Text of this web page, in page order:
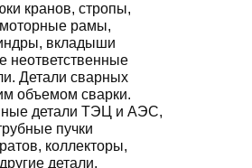
кранов, стропы,
рамы,
вкладыши
неответственные
Детали сварных
объемом сварки.
детали ТЭЦ и АЭС,
пучки
коллекторы,
детали,